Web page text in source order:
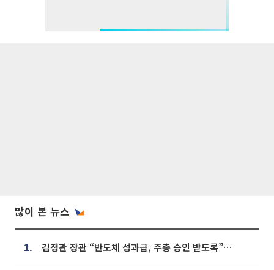
많이 본 뉴스
1. 김정관 장관 “반도체 성과급, 주총 승인 받도록”…상법·자본시장법 개정 시사